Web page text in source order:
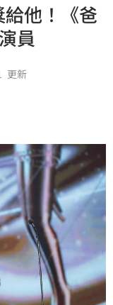
他！《爸
員
更新